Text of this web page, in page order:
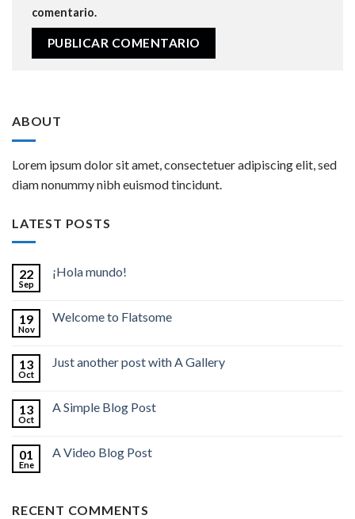
comentario.
ABOUT
Lorem ipsum dolor sit amet, consectetuer adipiscing elit, sed
diam nonummy nibh euismod tincidunt.
LATEST POSTS
22
Sep
¡Hola mundo!
19
Nov
Welcome to Flatsome
13
Oct
Just another post with A Gallery
13
Oct
A Simple Blog Post
01
Ene
A Video Blog Post
RECENT COMMENTS